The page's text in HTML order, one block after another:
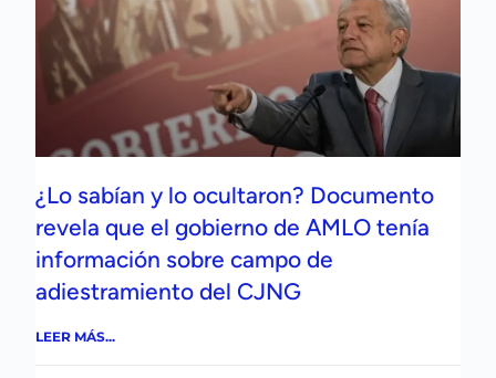
¿Lo sabían y lo ocultaron? Documento
revela que el gobierno de AMLO tenía
información sobre campo de
adiestramiento del CJNG
LEER MÁS...